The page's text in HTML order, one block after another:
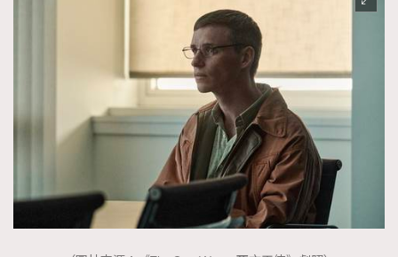
TRENDING